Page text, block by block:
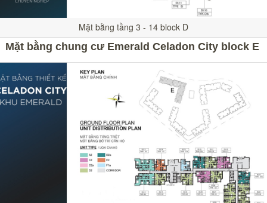
Mặt bằng tầng 3 - 14 block D
Mặt bằng chung cư Emerald Celadon City block E